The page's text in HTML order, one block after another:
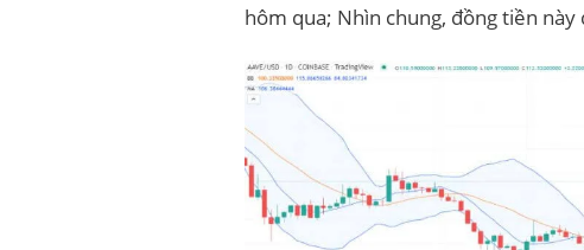
hôm qua; Nhìn chung, đồng tiền